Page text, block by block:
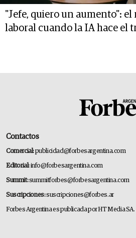
"Jefe, quiero un aumento":
laboral cuando la IA hace el
Contactos
Comercial:publicidad@forbesargentina.com
Editorial:info@forbesargentina.com
Summit:summitforbes@forbesargentina.com
Suscripciones:suscripciones@forbes.ar
Forbes Argentina es publicada por HT Media SA.